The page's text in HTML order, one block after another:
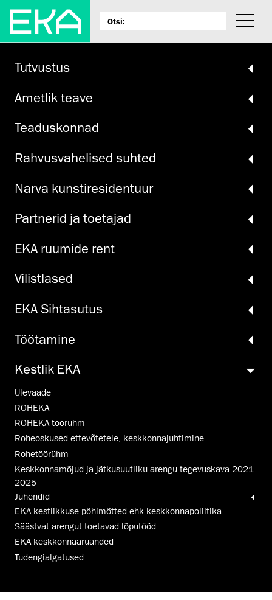
Tutvustus
Ametlik teave
Teadus­konnad
Rahvus­vahelised suhted
Narva kunsti­residentuur
Partnerid ja toetajad
EKA ruumide rent
Vilistlased
EKA Sihtasutus
Töö­tamine
Kestlik EKA
Ülevaade
ROHEKA
ROHEKA töörühm
Roheoskused ettevõtetele, keskkonnajuhtimine
Rohetöörühm
Keskkonnamõjud ja jätkusuutliku arengu tegevuskava 2021-
2025
Juhendid
EKA kestlikkuse põhimõtted ehk keskkonnapoliitika
Säästvat arengut toetavad lõputööd
EKA keskkonnaaruanded
Tudengialgatused